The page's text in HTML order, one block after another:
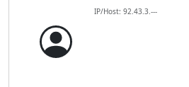
IP/Host: 92.43.3.---